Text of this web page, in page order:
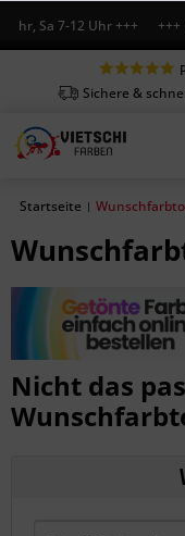
Uhr, Sa 7-12 Uhr +++ +++
Sichere &
Startseite |
Nicht das